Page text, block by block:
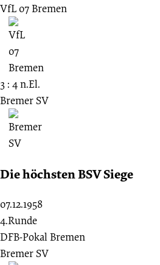
VfL 07 Bremen
3 : 4 n.El.
Bremer SV
Die höchsten BSV Siege
07.12.1958
4.Runde
DFB-Pokal Bremen
Bremer SV